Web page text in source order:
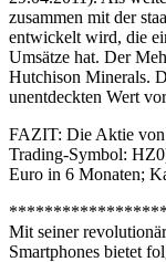
zusammen mit der
entwickelt wird, die
Umsätze hat. Der
Hutchison Minerals.
unentdeckten Wert
FAZIT: Die Aktie
Trading-Symbol:
Euro in 6 Monaten;
Mit seiner
Smartphones bietet